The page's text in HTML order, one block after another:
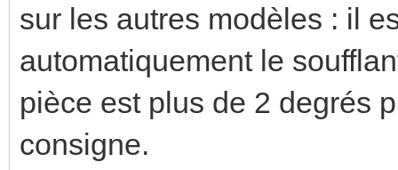
sur les autres modèles : il
automatiquement le
pièce est plus de 2 degrés
consigne.